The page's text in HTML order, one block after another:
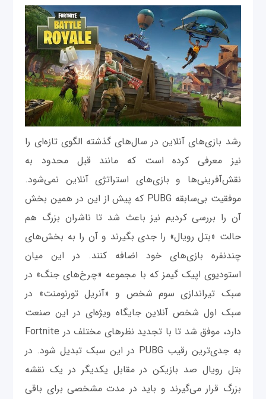
رشد بازی‌های آنلاین در سال‌های گذشته الگوی تازه‌ای را
نیز معرفی کرده است که مانند قبل محدود به
نقش‌آفرینی‌ها و بازی‌های استراتژی آنلاین نمی‌شود.
موفقیت بی‌سابقه PUBG که پیش از این در همین بخش
آن را بررسی کردیم نیز باعث شد تا ناشران بزرگ هم
حالت «بتل رویال» را جدی بگیرند و آن را به بخش‌های
چندنفره بازی‌های خود اضافه کنند. در این میان
استودیوی اپیک گیمز که با مجموعه «چرخ‌های جنگ» در
سبک تیراندازی سوم ‌شخص و «آنریل تورنومنت» در
سبک اول شخص آنلاین جایگاه ویژه‌ای در این صنعت
دارد، موفق شد تا با تجدید نظرهای مختلف در Fortnite
به جدی‌ترین رقیب PUBG در این سبک تبدیل شود. در
بتل رویال صد بازیکن در مقابل یکدیگر در یک نقشه
بزرگ قرار می‌گیرند و باید در مدت مشخصی برای باقی